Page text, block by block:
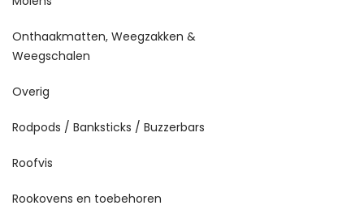
Onthaakmatten, Weegzakken &
Weegschalen
Overig
Rodpods / Banksticks / Buzzerbars
Roofvis
Rookovens en toebehoren